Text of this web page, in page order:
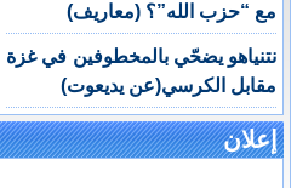
مع “حزب الله”؟ (معاريف)
نتنياهو يضحّي بالمخطوفين في غزة
مقابل الكرسي(عن يديعوت)
إعلان